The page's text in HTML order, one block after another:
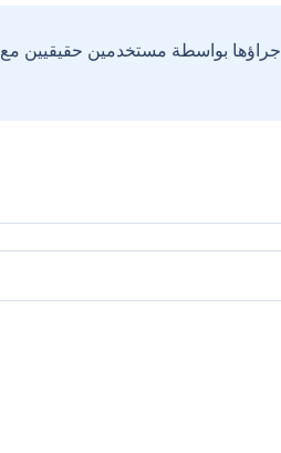
بواسطة مستخدمين حقيقيين مع